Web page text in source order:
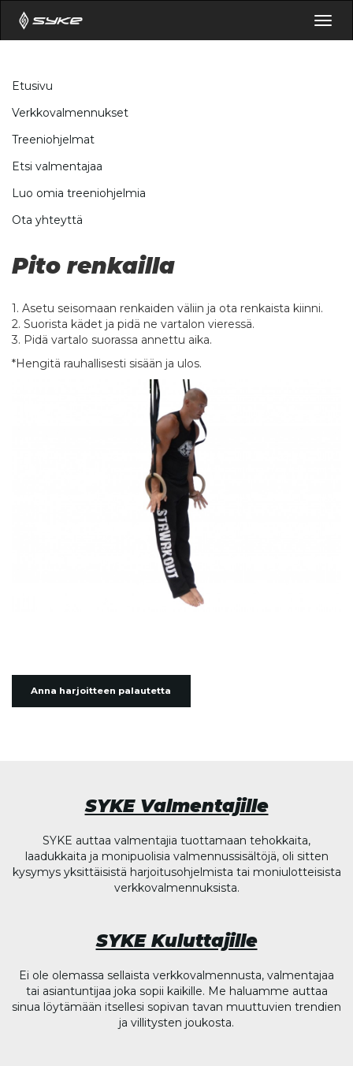
Etusivu
Verkkovalmennukset
Treeniohjelmat
Etsi valmentajaa
Luo omia treeniohjelmia
Ota yhteyttä
Pito renkailla
1. Asetu seisomaan renkaiden väliin ja ota renkaista kiinni.
2. Suorista kädet ja pidä ne vartalon vieressä.
3. Pidä vartalo suorassa annettu aika.
*Hengitä rauhallisesti sisään ja ulos.
Anna harjoitteen palautetta
SYKE Valmentajille
SYKE auttaa valmentajia tuottamaan tehokkaita,
laadukkaita ja monipuolisia valmennussisältöjä, oli sitten
kysymys yksittäisistä harjoitusohjelmista tai moniulotteisista
verkkovalmennuksista.
SYKE Kuluttajille
Ei ole olemassa sellaista verkkovalmennusta, valmentajaa
tai asiantuntijaa joka sopii kaikille. Me haluamme auttaa
sinua löytämään itsellesi sopivan tavan muuttuvien trendien
ja villitysten joukosta.